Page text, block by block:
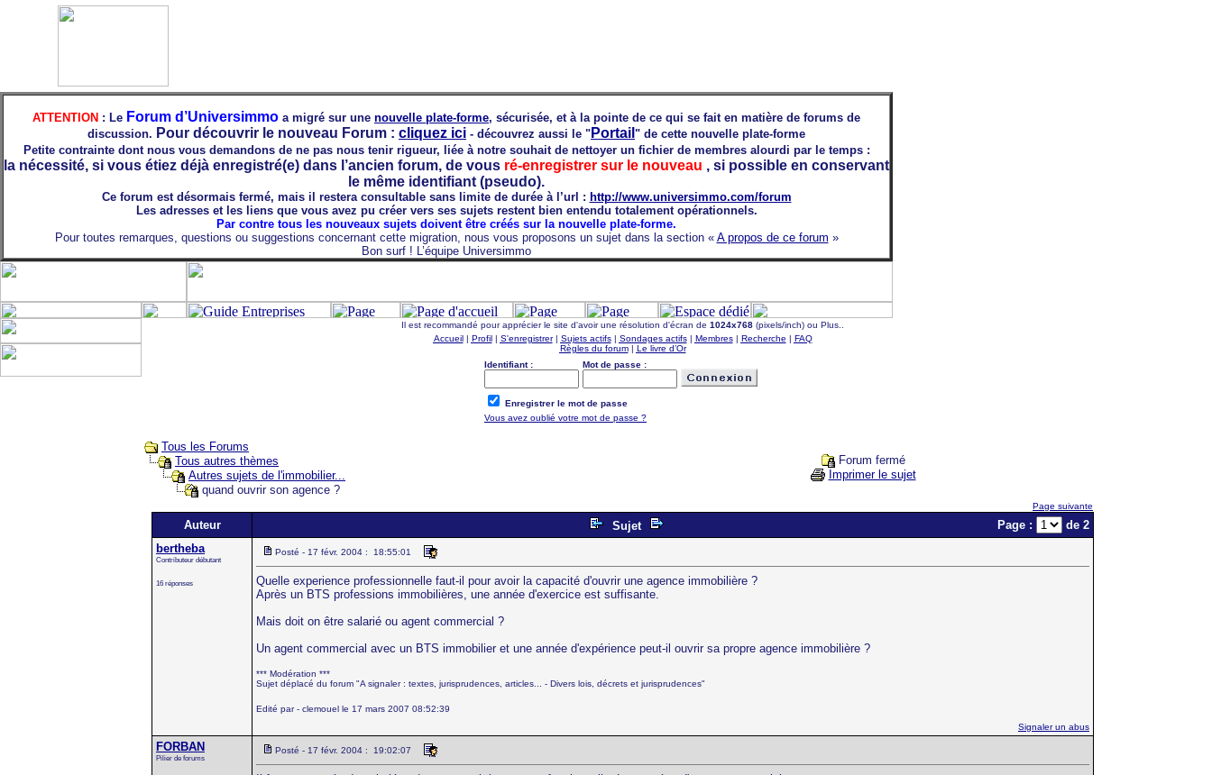
ATTENTION : Le Forum d’Universimmo a migré sur une nouvelle plate-forme, sécurisée, et à la pointe de ce qui se fait en matière de forums de
discussion. Pour découvrir le nouveau Forum : cliquez ici - découvrez aussi le " Portail " de cette nouvelle plate-forme
Petite contrainte dont nous vous demandons de ne pas nous tenir rigueur, liée à notre souhait de nettoyer un fichier de membres alourdi par le temps :
la nécessité, si vous étiez déjà enregistré(e) dans l’ancien forum, de vous ré-enregistrer sur le nouveau , si possible en conservant
le même identifiant (pseudo).
Ce forum est désormais fermé, mais il restera consultable sans limite de durée à l’url : http://www.universimmo.com/forum
Les adresses et les liens que vous avez pu créer vers ses sujets restent bien entendu totalement opérationnels.
Par contre tous les nouveaux sujets doivent être créés sur la nouvelle plate-forme.
Pour toutes remarques, questions ou suggestions concernant cette migration, nous vous proposons un sujet dans la section « A propos de ce forum »
Bon surf ! L’équipe Universimmo
Il est recommandé pour apprécier le site d'avoir une résolution d'écran de 1024x768 (pixels/inch) ou Plus..
Accueil| Profil| S'enregistrer| Sujets actifs| Sondages actifs| Membres| Recherche | FAQ
Règles du forum| Le livre d’Or
Identifiant :
Mot de passe :
Enregistrer le mot de passe
Vous avez oublié votre mot de passe ?
Tous les Forums
Tous autres thèmes
Autres sujets de l'immobilier...
quand ouvrir son agence ?
Forum fermé
Imprimer le sujet
Page suivante
Auteur Sujet Page :
de 2
bertheba
Contributeur débutant
16 réponses
Posté - 17 févr. 2004 : 18:55:01
Quelle experience professionnelle faut-il pour avoir la capacité d'ouvrir une agence immobilière ?
Après un BTS professions immobilières, une année d'exercice est suffisante.
Mais doit on être salarié ou agent commercial ?
Un agent commercial avec un BTS immobilier et une année d'expérience peut-il ouvrir sa propre agence immobilière ?
*** Modération ***
Sujet déplacé du forum "A signaler : textes, jurisprudences, articles... - Divers lois, décrets et jurisprudences"
Edité par - clemouel le 17 mars 2007 08:52:39
Signaler un abus
FORBAN
Pilier de forums
Posté - 17 févr. 2004 : 19:02:07